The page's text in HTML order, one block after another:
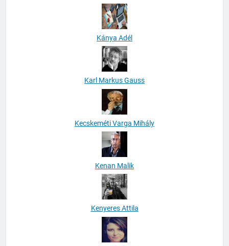
Kánya Adél
Karl Markus Gauss
Kecskeméti Varga Mihály
Kenan Malik
Kenyeres Attila